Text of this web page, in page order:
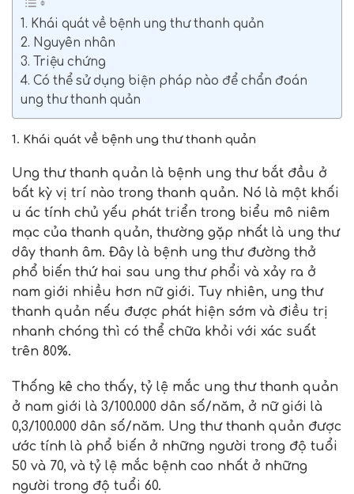
1. Khái quát về bệnh ung thư thanh quản
2. Nguyên nhân
3. Triệu chứng
4. Có thể sử dụng biện pháp nào để chẩn đoán
ung thư thanh quản
1. Khái quát về bệnh ung thư thanh quản
Ung thư thanh quản là bệnh ung thư bắt đầu ở
bất kỳ vị trí nào trong thanh quản. Nó là một khối
u ác tính chủ yếu phát triển trong biểu mô niêm
mạc của thanh quản, thường gặp nhất là ung thư
dây thanh âm. Đây là bệnh ung thư đường thở
phổ biến thứ hai sau ung thư phổi và xảy ra ở
nam giới nhiều hơn nữ giới. Tuy nhiên, ung thư
thanh quản nếu được phát hiện sớm và điều trị
nhanh chóng thì có thể chữa khỏi với xác suất
trên 80%.
Thống kê cho thấy, tỷ lệ mắc ung thư thanh quản
ở nam giới là 3/100.000 dân số/năm, ở nữ giới là
0,3/100.000 dân số/năm. Ung thư thanh quản được
ước tính là phổ biến ở những người trong độ tuổi
50 và 70, và tỷ lệ mắc bệnh cao nhất ở những
người trong độ tuổi 60.